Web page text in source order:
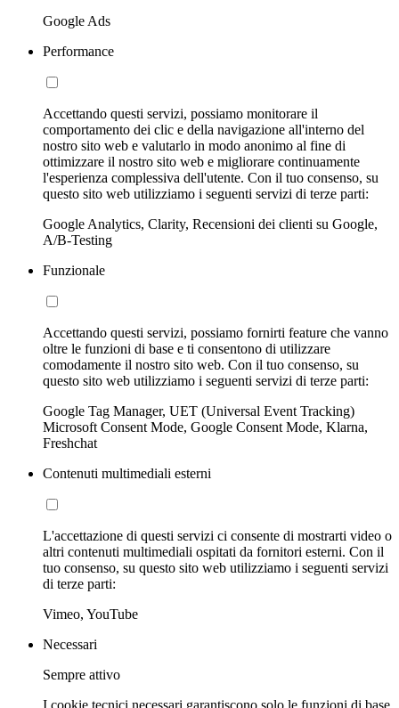
Google Ads
Performance
Accettando questi servizi, possiamo monitorare il
comportamento dei clic e della navigazione all'interno del
nostro sito web e valutarlo in modo anonimo al fine di
ottimizzare il nostro sito web e migliorare continuamente
l'esperienza complessiva dell'utente. Con il tuo consenso, su
questo sito web utilizziamo i seguenti servizi di terze parti:
Google Analytics, Clarity, Recensioni dei clienti su Google,
A/B-Testing
Funzionale
Accettando questi servizi, possiamo fornirti feature che vanno
oltre le funzioni di base e ti consentono di utilizzare
comodamente il nostro sito web. Con il tuo consenso, su
questo sito web utilizziamo i seguenti servizi di terze parti:
Google Tag Manager, UET (Universal Event Tracking)
Microsoft Consent Mode, Google Consent Mode, Klarna,
Freshchat
Contenuti multimediali esterni
L'accettazione di questi servizi ci consente di mostrarti video o
altri contenuti multimediali ospitati da fornitori esterni. Con il
tuo consenso, su questo sito web utilizziamo i seguenti servizi
di terze parti:
Vimeo, YouTube
Necessari
Sempre attivo